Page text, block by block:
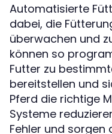
Automatisierte
dabei, die
überwachen und
können so
Futter zu
bereitstellen und
Pferd die richtige
Systeme
Fehler und sorgen